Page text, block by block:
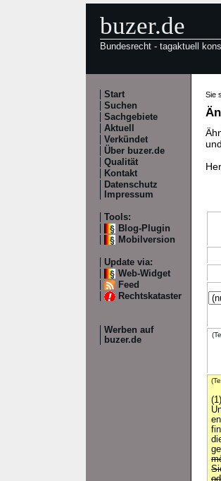
buzer.de
Bundesrecht - tagaktuell
Start
Suchen
Sachgebiete
Aktuell
Verkündet
Über buzer.de
Qualität
Kontakt
Datenschutz
Impressum
Tools:
Blog-Plugin
Mobilversion
Update via:
Web-Widget
Feed
Rechtskataster
Werben auf
buzer.de
Sie
und
(1)